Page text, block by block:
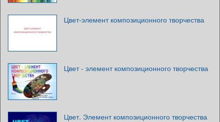
Цвет-элемент композиционного творчества
Цвет - элемент композиционного творчества
Цвет. Элемент композиционного творчества